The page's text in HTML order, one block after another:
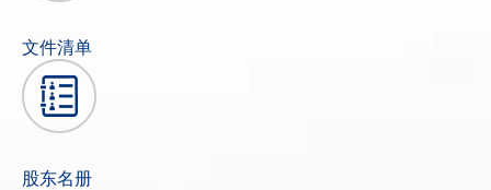
文件清单
股东名册